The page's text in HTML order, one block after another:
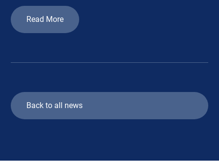
Read More
Back to all news